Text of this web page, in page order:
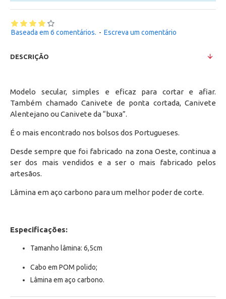
Baseada em 6 comentários. - Escreva um comentário
DESCRIÇÃO
Modelo secular, simples e eficaz para cortar e afiar.
Também chamado Canivete de ponta cortada, Canivete
Alentejano ou Canivete da “buxa”.
É o mais encontrado nos bolsos dos Portugueses.
Desde sempre que foi fabricado na zona Oeste, continua a
ser dos mais vendidos e a ser o mais fabricado pelos
artesãos.
Lâmina em aço carbono para um melhor poder de corte.
Especificações:
Tamanho lâmina: 6,5cm
Cabo em POM polido;
Lâmina em aço carbono.